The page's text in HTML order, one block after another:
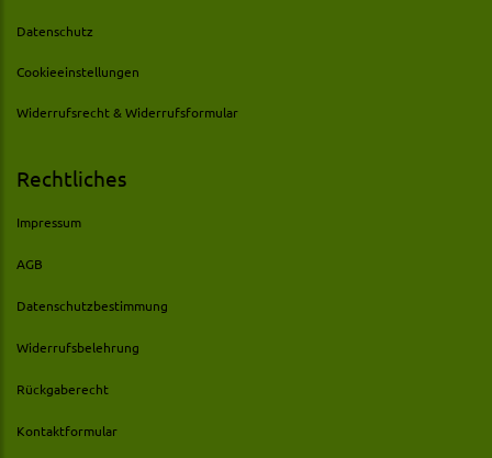
Datenschutz
Cookieeinstellungen
Widerrufsrecht & Widerrufsformular
Rechtliches
Impressum
AGB
Datenschutzbestimmung
Widerrufsbelehrung
Rückgaberecht
Kontaktformular